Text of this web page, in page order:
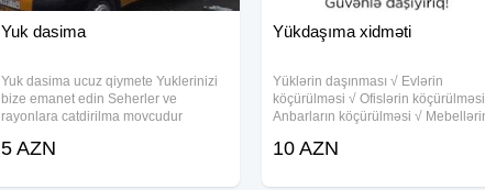
Yuk dasima
Yuk dasima ucuz qiymete Yuklerinizi
bize emanet edin Seherler ve
rayonlara catdirilma movcudur
5 AZN
Yükdaşıma xidməti
Yüklərin daşınması √ Evlərin
köçürülməsi √ Ofislərin
Anbarların köçürülməsi √
Quraşdırılması √ Maşın Usta və işçi
10 AZN